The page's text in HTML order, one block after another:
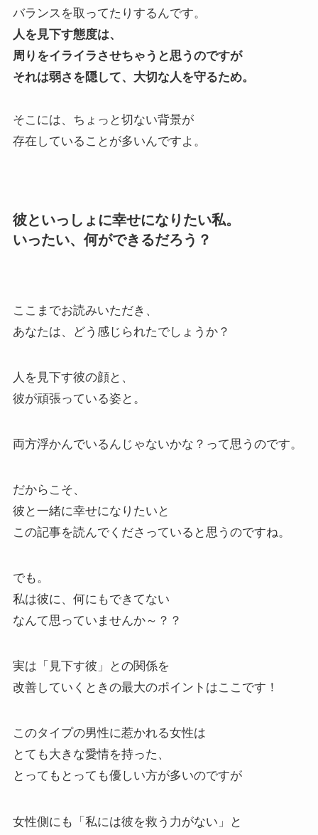
バランスを取ってたりするんです。
人を見下す態度は、
周りをイライラさせちゃうと思うのですが
それは弱さを隠して、大切な人を守るため。
そこには、ちょっと切ない背景が
存在していることが多いんですよ。
彼といっしょに幸せになりたい私。
いったい、何ができるだろう？
ここまでお読みいただき、
あなたは、どう感じられたでしょうか？
人を見下す彼の顔と、
彼が頑張っている姿と。
両方浮かんでいるんじゃないかな？って思うのです。
だからこそ、
彼と一緒に幸せになりたいと
この記事を読んでくださっていると思うのですね。
でも。
私は彼に、何にもできてない
なんて思っていませんか～？？
実は「見下す彼」との関係を
改善していくときの最大のポイントはここです！
このタイプの男性に惹かれる女性は
とても大きな愛情を持った、
とってもとっても優しい方が多いのですが
女性側にも「私には彼を救う力がない」と